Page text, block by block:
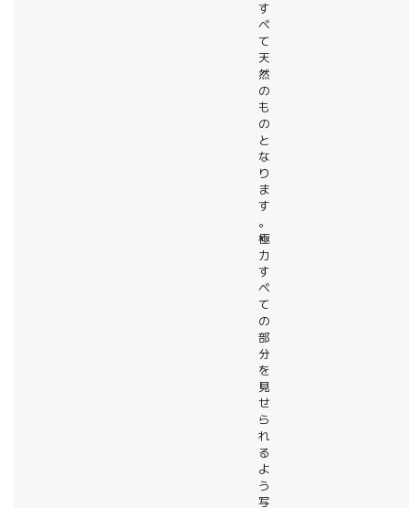
す
べ
て
天
然
の
も
の
と
な
り
ま
す
。
極
力
す
べ
て
の
部
分
を
見
せ
ら
れ
る
よ
う
写